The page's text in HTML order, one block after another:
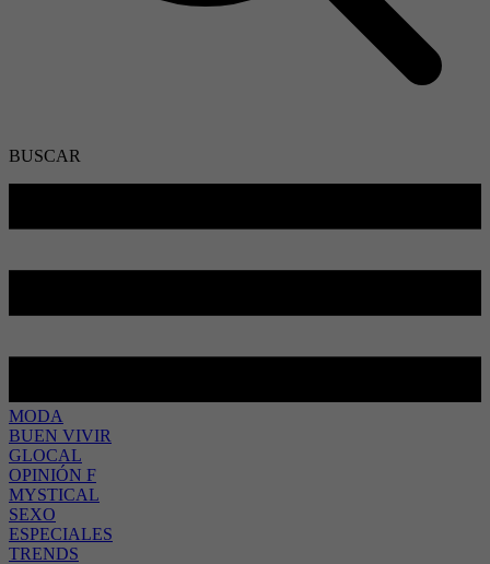
BUSCAR
MODA
BUEN VIVIR
GLOCAL
OPINIÓN F
MYSTICAL
SEXO
ESPECIALES
TRENDS